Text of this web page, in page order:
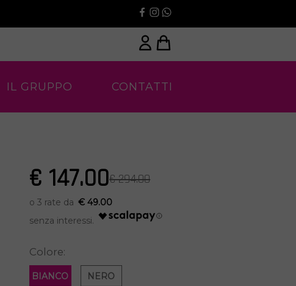
IL GRUPPO CONTATTI
€ 147.00€ 294.00
€ 49.00
Colore:
BIANCO NERO